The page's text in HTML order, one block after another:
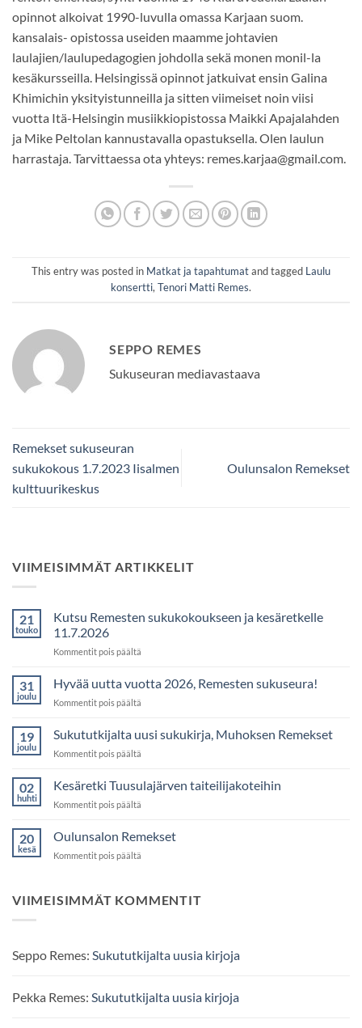
opinnot alkoivat 1990-luvulla omassa Karjaan suom.
kansalais- opistossa useiden maamme johtavien
laulajien/laulupedagogien johdolla sekä monen monil-la
kesäkursseilla. Helsingissä opinnot jatkuivat ensin Galina
Khimichin yksityistunneilla ja sitten viimeiset noin viisi
vuotta Itä-Helsingin musiikkiopistossa Maikki Apajalahden
ja Mike Peltolan kannustavalla opastuksella. Olen laulun
harrastaja. Tarvittaessa ota yhteys: remes.karjaa@gmail.com.
This entry was posted in Matkat ja tapahtumatand tagged Laulu
konsertti,Tenori Matti Remes.
SEPPO REMES
Sukuseuran mediavastaava
Remekset sukuseuran
sukukokous 1.7.2023 Iisalmen
kulttuurikeskus
Oulunsalon Remekset
VIIMEISIMMÄT ARTIKKELIT
21
touko
Kutsu Remesten sukukokoukseen ja kesäretkelle
11.7.2026
Kommentit pois päältä
Remesten
sukukokoukseen
11.7.2026
31
joulu
Hyvää uutta vuotta 2026, Remesten sukuseura!
Kommentit pois päältä
uutta
vuotta
sukuseura!
19
joulu
Sukututkijalta uusi sukukirja, Muhoksen Remekset
Kommentit pois päältä
uusi
sukukirja,
02
huhti
Kesäretki Tuusulajärven taiteilijakoteihin
Kommentit pois päältä
Tuusulajärven
taiteilijakoteihin
20
kesä
Oulunsalon Remekset
Kommentit pois päältä
VIIMEISIMMÄT KOMMENTIT
Seppo Remes: Sukututkijalta uusia kirjoja
Pekka Remes: Sukututkijalta uusia kirjoja